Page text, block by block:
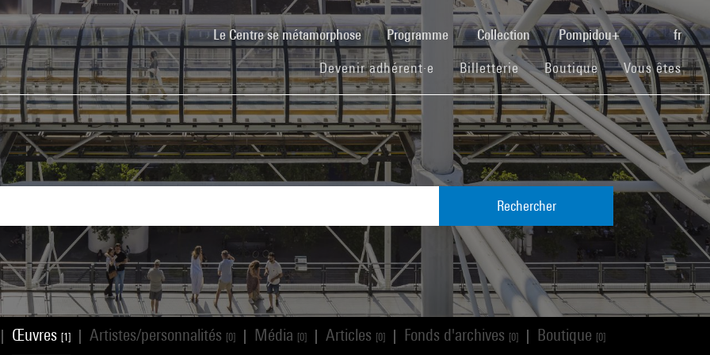
Le Centre se métamorphose(current)Programme Collection Pompidou+ fr
Devenir adhérent·e (current)
Billetterie(current)Boutique(current)Vous êtes
Rechercher
Œuvres [1] Artistes/personnalités [0] Média [0] Articles [0] Fonds d'archives [0] Boutique [0]